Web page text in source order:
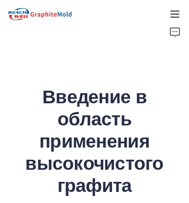
Введение в
область
применения
высокочистого
графита
ПРОДУКТ
ГОРЯЧИЙ ВЫБОР
НОВОСТИ
РЕШЕНИЯ
ПОЛУЧИТЬ ЦИТАТУ